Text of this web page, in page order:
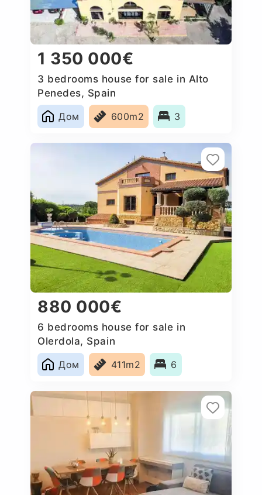
1 350 000€
3 bedrooms house for sale in Alto
Penedes, Spain
Дом
600m2 3
880 000€
6 bedrooms house for sale in
Olerdola, Spain
Дом
411m2 6